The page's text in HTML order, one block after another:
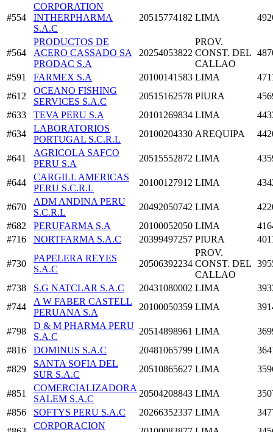
#554
CORPORATION
INTHERPHARMA
S.A.C
20515774182 LIMA
#564
PRODUCTOS DE
ACERO CASSADO SA
PRODAC S.A
20254053822
PROV.
CONST. DEL
CALLAO
#591 FARMEX S.A 20100141583 LIMA
#612
OCEANO FISHING
SERVICES S.A.C
20515162578 PIURA
#633
TEVA PERU S.A 20101269834 LIMA
#634
LABORATORIOS
PORTUGAL S.C.R.L
20100204330 AREQUIPA
#641
AGRICOLA SAFCO
PERU S.A
20515552872 LIMA
#644
CARGILL AMERICAS
PERU S.C.R.L
20100127912 LIMA
#670
ADM ANDINA PERU
S.C.R.L
20492050742 LIMA
#682
PERUFARMA S.A 20100052050 LIMA
#716
NORTFARMA S.A.C 20399497257 PIURA
#730
PAPELERA REYES
S.A.C
20506392234
PROV.
CONST. DEL
CALLAO
#738 S.G NATCLAR S.A.C 20431080002 LIMA
#744
A W FABER CASTELL
PERUANA S.A
20100050359 LIMA
#798
D & M PHARMA PERU
S.A.C
20514898961 LIMA
#816
DOMINUS S.A.C 20481065799 LIMA
#829
SANTA SOFIA DEL
SUR S.A.C
20510865627 LIMA
#851
COMERCIALIZADORA
SALEM S.A.C
20504208843 LIMA
#856
SOFTYS PERU S.A.C 20266352337 LIMA
CORPORACION